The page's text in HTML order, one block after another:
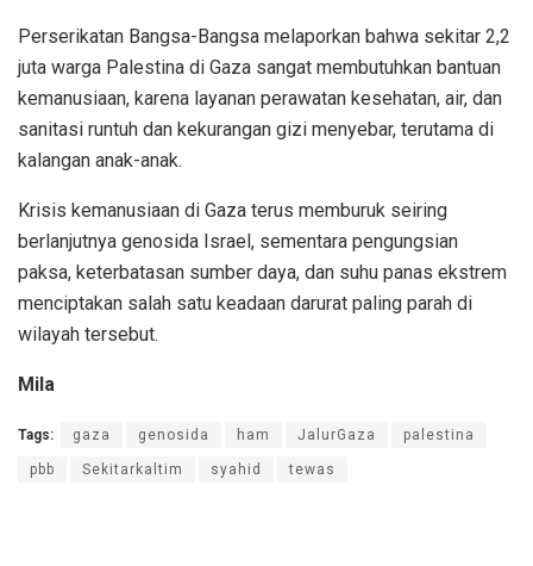
Perserikatan Bangsa-Bangsa melaporkan bahwa sekitar 2,2
juta warga Palestina di Gaza sangat membutuhkan bantuan
kemanusiaan, karena layanan perawatan kesehatan, air, dan
sanitasi runtuh dan kekurangan gizi menyebar, terutama di
kalangan anak-anak.
Krisis kemanusiaan di Gaza terus memburuk seiring
berlanjutnya genosida Israel, sementara pengungsian
paksa, keterbatasan sumber daya, dan suhu panas ekstrem
menciptakan salah satu keadaan darurat paling parah di
wilayah tersebut.
Mila
Tags: gaza genosida ham JalurGaza palestina
pbb Sekitarkaltim syahid tewas